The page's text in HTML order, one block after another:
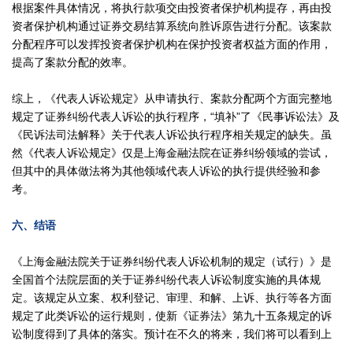
根据案件具体情况，将执行款项交由投资者保护机构提存，再由投
资者保护机构通过证券交易结算系统向胜诉原告进行分配。该案款
分配程序可以发挥投资者保护机构在保护投资者权益方面的作用，
提高了案款分配的效率。
综上，《代表人诉讼规定》从申请执行、案款分配两个方面完整地
规定了证券纠纷代表人诉讼的执行程序，“填补”了《民事诉讼法》及
《民诉法司法解释》关于代表人诉讼执行程序相关规定的缺失。虽
然《代表人诉讼规定》仅是上海金融法院在证券纠纷领域的尝试，
但其中的具体做法将为其他领域代表人诉讼的执行提供经验和参
考。
六、结语
《上海金融法院关于证券纠纷代表人诉讼机制的规定（试行）》是
全国首个法院层面的关于证券纠纷代表人诉讼制度实施的具体规
定。该规定从立案、权利登记、审理、和解、上诉、执行等各方面
规定了此类诉讼的运行规则，使新《证券法》第九十五条规定的诉
讼制度得到了具体的落实。预计在不久的将来，我们将可以看到上